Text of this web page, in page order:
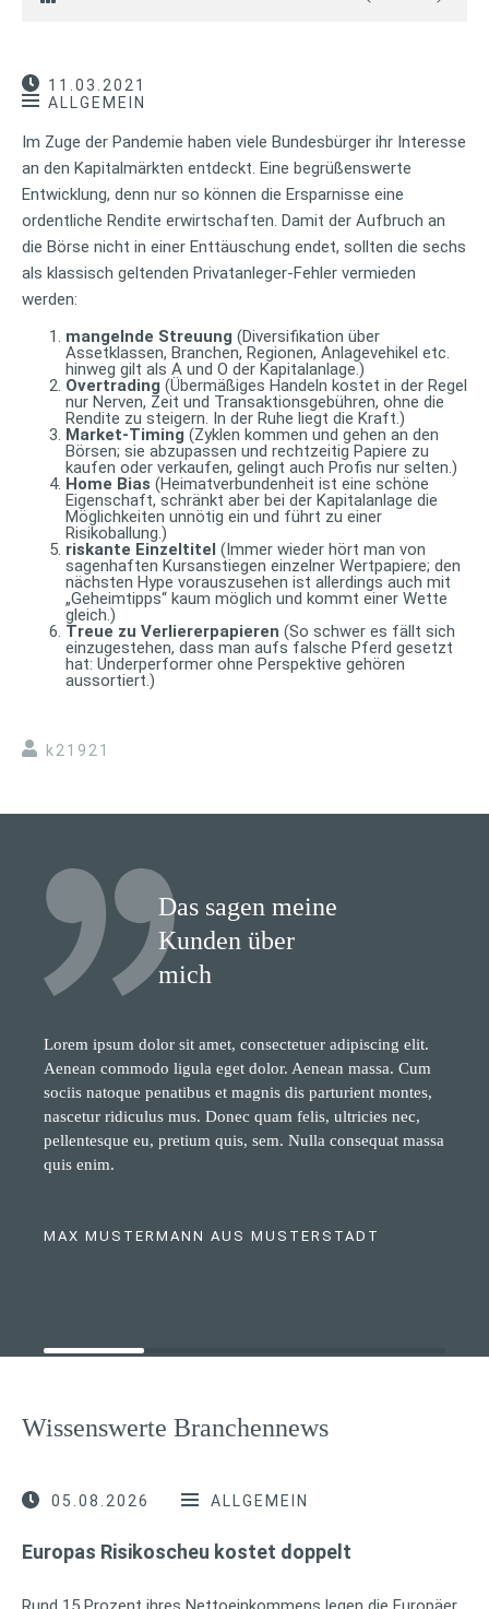
11.03.2021
ALLGEMEIN
Im Zuge der Pandemie haben viele Bundesbürger ihr Interesse
an den Kapitalmärkten entdeckt. Eine begrüßenswerte
Entwicklung, denn nur so können die Ersparnisse eine
ordentliche Rendite erwirtschaften. Damit der Aufbruch an
die Börse nicht in einer Enttäuschung endet, sollten die sechs
als klassisch geltenden Privatanleger-Fehler vermieden
werden:
mangelnde Streuung (Diversifikation über
Assetklassen, Branchen, Regionen, Anlagevehikel etc.
hinweg gilt als A und O der Kapitalanlage.)
Overtrading (Übermäßiges Handeln kostet in der Regel
nur Nerven, Zeit und Transaktionsgebühren, ohne die
Rendite zu steigern. In der Ruhe liegt die Kraft.)
Market-Timing (Zyklen kommen und gehen an den
Börsen; sie abzupassen und rechtzeitig Papiere zu
kaufen oder verkaufen, gelingt auch Profis nur selten.)
Home Bias (Heimatverbundenheit ist eine schöne
Eigenschaft, schränkt aber bei der Kapitalanlage die
Möglichkeiten unnötig ein und führt zu einer
Risikoballung.)
riskante Einzeltitel (Immer wieder hört man von
sagenhaften Kursanstiegen einzelner Wertpapiere; den
nächsten Hype vorauszusehen ist allerdings auch mit
„Geheimtipps“ kaum möglich und kommt einer Wette
gleich.)
Treue zu Verliererpapieren (So schwer es fällt sich
einzugestehen, dass man aufs falsche Pferd gesetzt
hat: Underperformer ohne Perspektive gehören
aussortiert.)
k21921
Das sagen meine
Kunden über
mich
Lorem ipsum dolor sit amet, consectetuer adipiscing elit.
Aenean commodo ligula eget dolor. Aenean massa. Cum
sociis natoque penatibus et magnis dis parturient montes,
nascetur ridiculus mus. Donec quam felis, ultricies nec,
pellentesque eu, pretium quis, sem. Nulla consequat massa
quis enim.
MAX MUSTERMANN AUS MUSTERSTADT
Wissenswerte Branchennews
05.08.2026 ALLGEMEIN
Europas Risikoscheu kostet doppelt